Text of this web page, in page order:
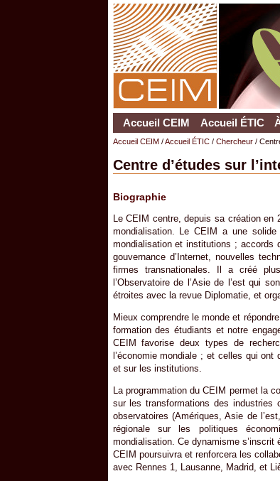
Accueil CEIM Accueil ÉTIC
Accueil CEIM/Accueil ÉTIC/ Chercheur/
Centre d’études sur
Biographie
Le CEIM centre, depuis sa création
mondialisation. Le CEIM a une
mondialisation et institutions ; accords
gouvernance d’Internet, nouvelles
firmes transnationales. Il a créé
l’Observatoire de l’Asie de l’est qui
étroites avec la revue Diplomatie, et
Mieux comprendre le monde et
formation des étudiants et notre
CEIM favorise deux types de
l’économie mondiale ; et celles qui
et sur les institutions.
La programmation du CEIM permet la
sur les transformations des industries
observatoires (Amériques, Asie de
régionale sur les politiques
mondialisation. Ce dynamisme s’inscrit
CEIM poursuivra et renforcera les
avec Rennes 1, Lausanne, Madrid, et